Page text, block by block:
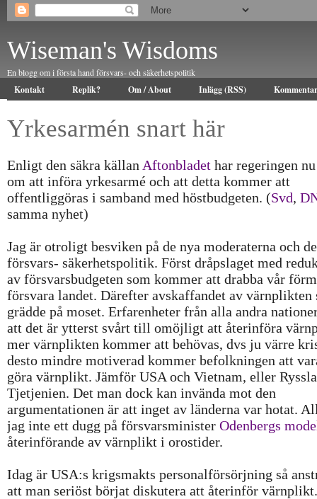
Wiseman's Wisdoms
En blogg om i första hand försvars- och säkerhetspolitik
Kontakt Replik? Om / About Inlägg (RSS)
Yrkesarmén snart här
Enligt den säkra källan Aftonbladet har regeringen
om att införa yrkesarmé och att detta kommer att
offentliggöras i samband med höstbudgeten. (Svd,
samma nyhet)
Jag är otroligt besviken på de nya moderaterna och
försvars- säkerhetspolitik. Först dråpslaget med
av försvarsbudgeten som kommer att drabba vår
försvara landet. Därefter avskaffandet av värnplikten
grädde på moset. Erfarenheter från alla andra
att det är ytterst svårt till omöjligt att återinföra
mer värnplikten kommer att behövas, dvs ju värre
desto mindre motiverad kommer befolkningen att
göra värnplikt. Jämför USA och Vietnam, eller
Tjetjenien. Det man dock kan invända mot den
argumentationen är att inget av länderna var hotat.
jag inte ett dugg på försvarsminister Odenbergs
återinförande av värnplikt i orostider.
Idag är USA:s krigsmakts personalförsörjning så
att man seriöst börjat diskutera att återinför